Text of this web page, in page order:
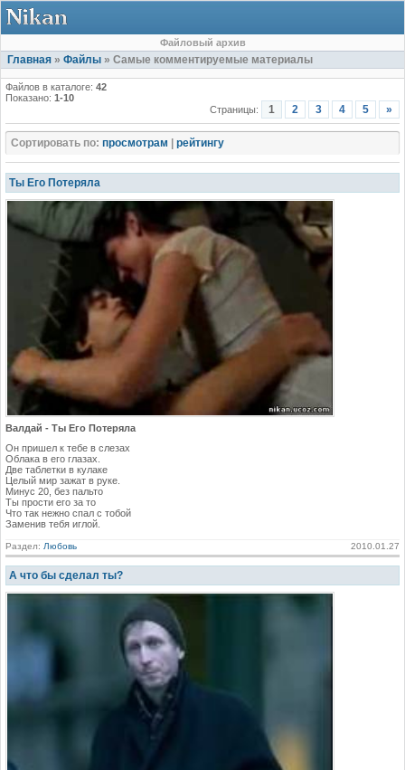
Файловый архив
Главная » Файлы » Самые комментируемые материалы
Файлов в каталоге: 42
Показано: 1-10
Страницы:
1 2 3 4 5 »
Сортировать по: просмотрам рейтингу
Ты Его Потеряла
Валдай - Ты Его Потеряла
Он пришел к тебе в слезах
Облака в его глазах.
Две таблетки в кулаке
Целый мир зажат в руке.
Минус 20, без пальто
Ты прости его за то
Что так нежно спал с тобой
Заменив тебя иглой.
Раздел: Любовь 2010.01.27
А что бы сделал ты?